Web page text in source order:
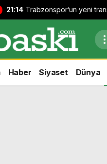
21:14 Trabzonspor’un yeni
Köybaşı’nın jübile
Haber Siyaset Dünya